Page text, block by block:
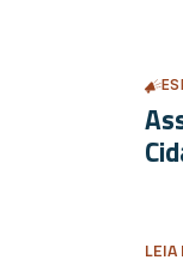
LEIA